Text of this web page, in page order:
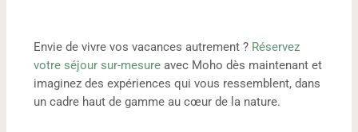
Envie de vivre vos vacances autrement ? Réservez
votre séjour sur-mesure avec Moho dès maintenant et
imaginez des expériences qui vous ressemblent, dans
un cadre haut de gamme au cœur de la nature.